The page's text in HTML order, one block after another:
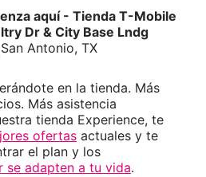
aquí - Tienda T-Mobile
Dr & City Base Lndg
Antonio, TX
en la tienda. Más
Más asistencia
tienda Experience, te
ofertas actuales y te
el plan y los
se adapten a tu vida.